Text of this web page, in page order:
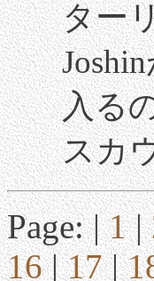
ター
入る
スカ
Page: |1|
16|17|